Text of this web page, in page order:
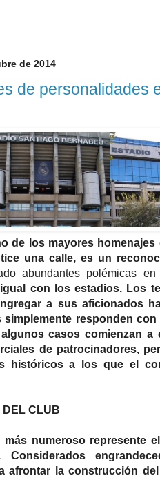
de 2014
de personalidades
de los mayores homenajes
una calle, es un
abundantes polémicas
con los estadios. Los
a sus aficionados
simplemente responden
casos comienzan a
de patrocinadores,
históricos a los que el
DEL CLUB
numeroso represente
Considerados
afrontar la construcción